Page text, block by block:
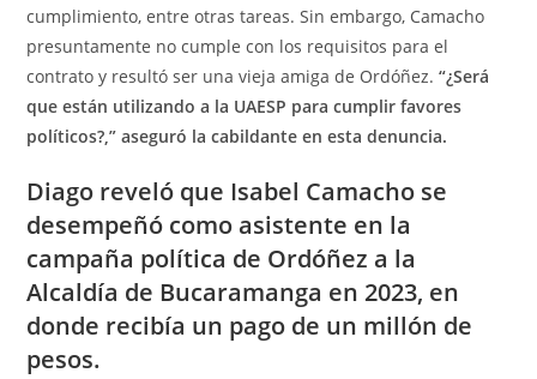
cumplimiento, entre otras tareas. Sin embargo, Camacho
presuntamente no cumple con los requisitos para el
contrato y resultó ser una vieja amiga de Ordóñez.“¿Será
que están utilizando a la UAESP para cumplir favores
políticos?,” aseguró la cabildante en esta denuncia.
Diago reveló que Isabel Camacho se
desempeñó como asistente en la
campaña política de Ordóñez a la
Alcaldía de Bucaramanga en 2023, en
donde recibía un pago de un millón de
pesos.